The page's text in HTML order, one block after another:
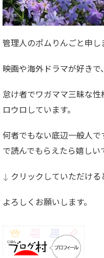
管理人のポムりんごと申し
映画や海外ドラマが好きで
怠け者でワガママ三昧な
ロウロしています。
何者でもない底辺一般人
で読んでもらえたら嬉しい
↓ クリックしていただける
よろしくお願いします。